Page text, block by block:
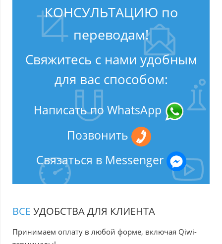
КОНСУЛЬТАЦИЮ по
переводам!
Свяжитесь с нами удобным
для вас способом:
Написать по WhatsApp
Позвонить
Связаться в Messenger
ВСЕ УДОБСТВА ДЛЯ КЛИЕНТА
Принимаем оплату в любой форме, включая Qiwi-